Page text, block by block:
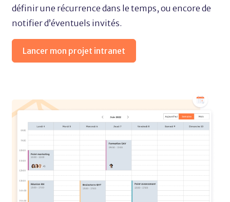
définir une récurrence dans le temps, ou encore de
notifier d’éventuels invités.
Lancer mon projet intranet